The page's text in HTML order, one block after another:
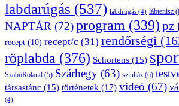
labdarúgás (537) labdrúgás (4) lábtenisz
NAPTÁR (72)program (339) pz
recept (10) recept/c (31) rendőrségi
röplabda (376) Schortens (15)
SzabóRoland (5) Szárhegy (63) színház (6)
társastánc (15) történetek (17) videó (67)
(4)